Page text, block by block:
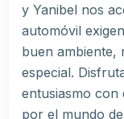
y Yanibel nos
automóvil
buen ambiente,
especial.
entusiasmo con
por el mundo